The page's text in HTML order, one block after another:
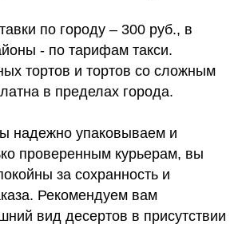
по городу – 300 руб., в
- по тарифам такси.
тортов и тортов со сложным
в пределах города.
надежно упаковываем и
проверенным курьерам, вы
за сохранность и
Рекомендуем вам
вид десертов в присутствии